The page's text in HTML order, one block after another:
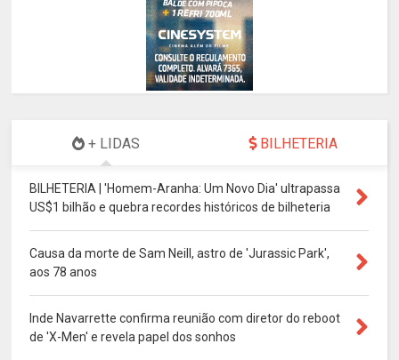
+ LIDAS BILHETERIA
BILHETERIA | 'Homem-Aranha: Um Novo Dia' ultrapassa
US$1 bilhão e quebra recordes históricos de bilheteria
Causa da morte de Sam Neill, astro de 'Jurassic Park',
aos 78 anos
Inde Navarrette confirma reunião com diretor do reboot
de 'X-Men' e revela papel dos sonhos